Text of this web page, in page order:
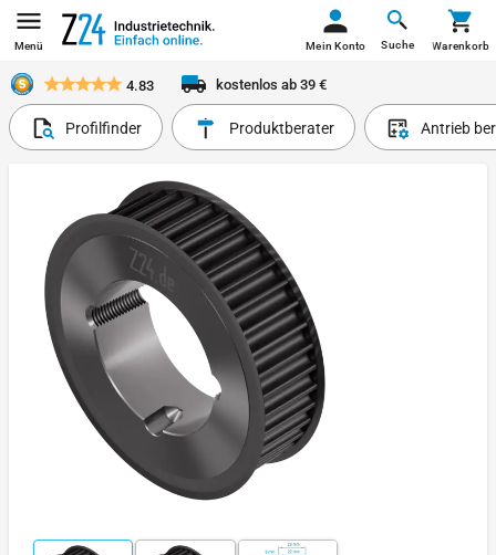
Menü Suche
Mein Konto Warenkorb
4.83 kostenlos ab 39 €
Profilfinder Produktberater Antrieb